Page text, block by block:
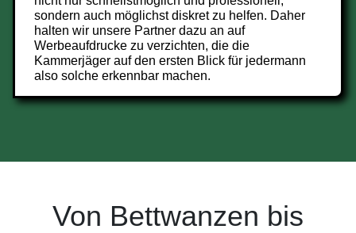
sondern auch möglichst diskret zu helfen. Daher
halten wir unsere Partner dazu an auf
Werbeaufdrucke zu verzichten, die die
Kammerjäger auf den ersten Blick für jedermann
also solche erkennbar machen.
Von Bettwanzen bis